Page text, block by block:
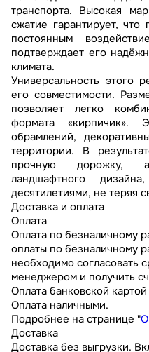
транспорта. Высокая
сжатие гарантирует,
постоянным
подтверждает его
климата.
Универсальность этого
его совместимости.
позволяет легко
формата «кирпичик».
обрамлений,
территории. В
прочную дорожку,
ландшафтного
десятилетиями, не теряя
Доставка и оплата
Оплата
Оплата по безналичному
оплаты по безналичному
необходимо согласовать
менеджером и получить
Оплата банковской
Оплата наличными.
Подробнее на странице "
Доставка
Доставка без выгрузки.